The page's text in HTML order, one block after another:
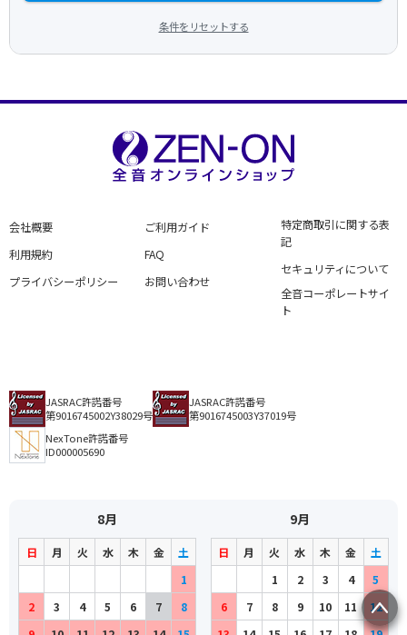
条件をリセットする
会社概要
利用規約
プライバシーポリシー
ご利用ガイド
FAQ
お問い合わせ
特定商取引に関する表
記
セキュリティについて
全音コーポレートサイ
ト
JASRAC許諾番号
第9016745002Y38029号
JASRAC許諾番号
第9016745003Y37019号
NexTone許諾番号
ID000005690
8月
日 月 火 水 木 金
土
1
2
3 4 5 6 7
8
9月
日 月 火 水 木 金
土
1
2 3 4
5
6
7 8 9 10 11
12